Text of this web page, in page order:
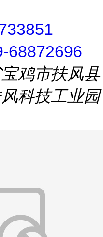
68872696
鸡市扶风县
科技工业园